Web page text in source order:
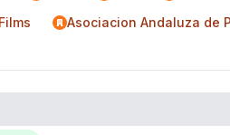
Asociacion Andaluza de